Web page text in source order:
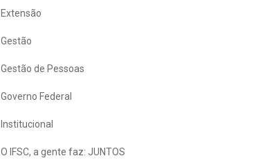
Extensão
Gestão
Gestão de Pessoas
Governo Federal
Institucional
O IFSC, a gente faz: JUNTOS